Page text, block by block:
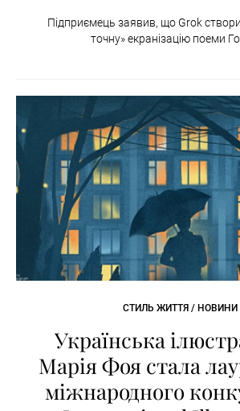
Підприємець заявив, що Grok
точну» екранізацію поеми
СТИЛЬ ЖИТТЯ / НОВИНИ
Українська
Марія Фоя стала
міжнародного